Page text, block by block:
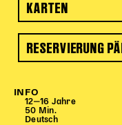
Begleitmaterial
Partnerklasse +
Theaterklasse
KARTEN
RESERVIERUNG
INFO
12‒16 Jahre
50 Min.
Deutsch